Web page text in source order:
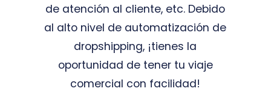
de atención al cliente, etc. Debido
al alto nivel de automatización de
dropshipping, ¡tienes la
oportunidad de tener tu viaje
comercial con facilidad!